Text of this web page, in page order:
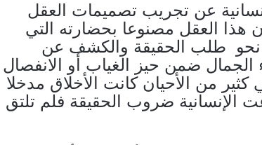
عن تجريب تصميمات العقل
هذا العقل مصنوعا بحضارته التي
نحو طلب الحقيقة والكشف عن
الجمال ضمن حيز الغياب أو الانفصال
كثير من الأحيان كانت الأخلاق مدخلا
الإنسانية ضروب الحقيقة فلم تلتق